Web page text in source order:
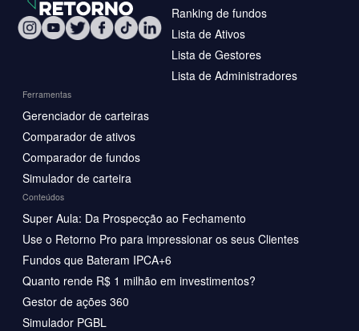
Ranking de fundos
Lista de Ativos
Lista de Gestores
Lista de Administradores
Ferramentas
Gerenciador de carteiras
Comparador de ativos
Comparador de fundos
Simulador de carteira
Conteúdos
Super Aula: Da Prospecção ao Fechamento
Use o Retorno Pro para impressionar os seus Clientes
Fundos que Bateram IPCA+6
Quanto rende R$ 1 milhão em investimentos?
Gestor de ações 360
Simulador PGBL